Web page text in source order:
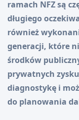
ramach NFZ są
długiego
również
generacji, które
środków
prywatnych
diagnostykę i
do planowania